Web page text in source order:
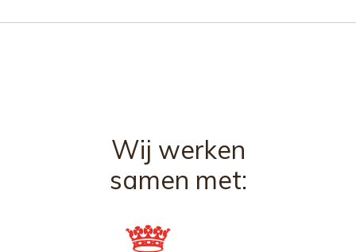
Wij werken
samen met: